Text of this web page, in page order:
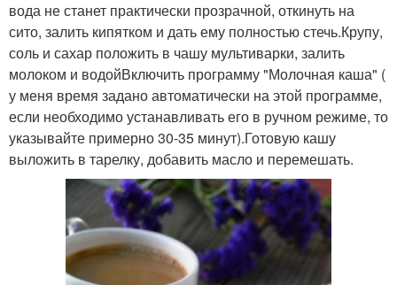
вода не станет практически прозрачной, откинуть на
сито, залить кипятком и дать ему полностью стечь.Крупу,
соль и сахар положить в чашу мультиварки, залить
молоком и водойВключить программу "Молочная каша" (
у меня время задано автоматически на этой программе,
если необходимо устанавливать его в ручном режиме, то
указывайте примерно 30-35 минут).Готовую кашу
выложить в тарелку, добавить масло и перемешать.